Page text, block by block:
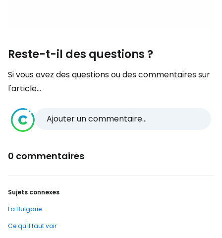
Reste-t-il des questions ?
Si vous avez des questions ou des commentaires sur
l'article...
Ajouter un commentaire...
0 commentaires
Sujets connexes
La Bulgarie
Ce qu'il faut voir